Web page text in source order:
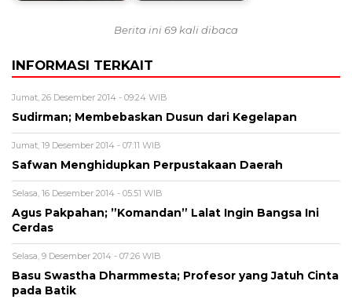
Berita ini 69 kali dibaca
INFORMASI TERKAIT
Jumat, 26 Desember 2014 - 09:24 WIB
Sudirman; Membebaskan Dusun dari Kegelapan
Jumat, 19 Desember 2014 - 07:11 WIB
Safwan Menghidupkan Perpustakaan Daerah
Selasa, 16 Desember 2014 - 05:51 WIB
Agus Pakpahan; ”Komandan” Lalat Ingin Bangsa Ini
Cerdas
Selasa, 9 Desember 2014 - 07:26 WIB
Basu Swastha Dharmmesta; Profesor yang Jatuh Cinta
pada Batik